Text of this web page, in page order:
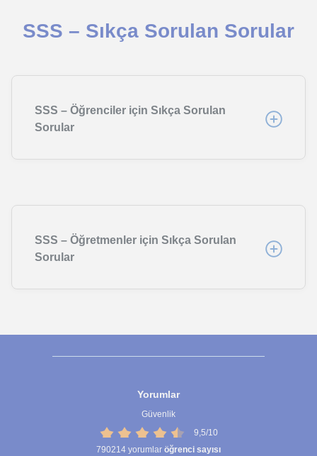
SSS – Sıkça Sorulan Sorular
SSS – Öğrenciler için Sıkça Sorulan
Sorular
SSS – Öğretmenler için Sıkça Sorulan
Sorular
Yorumlar
Güvenlik
9,5/10
790214 yorumlar öğrenci sayısı